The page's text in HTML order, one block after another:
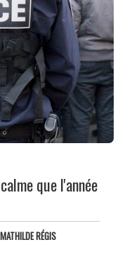
que l'année
MATHILDE RÉGIS